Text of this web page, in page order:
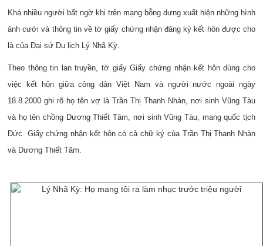
Khá nhiều người bất ngờ khi trên mạng bỗng dưng xuất hiện những hình
ảnh cưới và thông tin về tờ giấy chứng nhận đăng ký kết hôn được cho
là của Đại sứ Du lịch Lý Nhã Kỳ.
Theo thông tin lan truyền, tờ giấy Giấy chứng nhận kết hôn dùng cho
việc kết hôn giữa công dân Việt Nam và người nước ngoài ngày
18.8.2000 ghi rõ họ tên vợ là Trần Thị Thanh Nhàn, nơi sinh Vũng Tàu
và họ tên chồng Dương Thiết Tâm, nơi sinh Vũng Tàu, mang quốc tịch
Đức. Giấy chứng nhận kết hôn có cả chữ ký của Trần Thị Thanh Nhàn
và Dương Thiết Tâm.